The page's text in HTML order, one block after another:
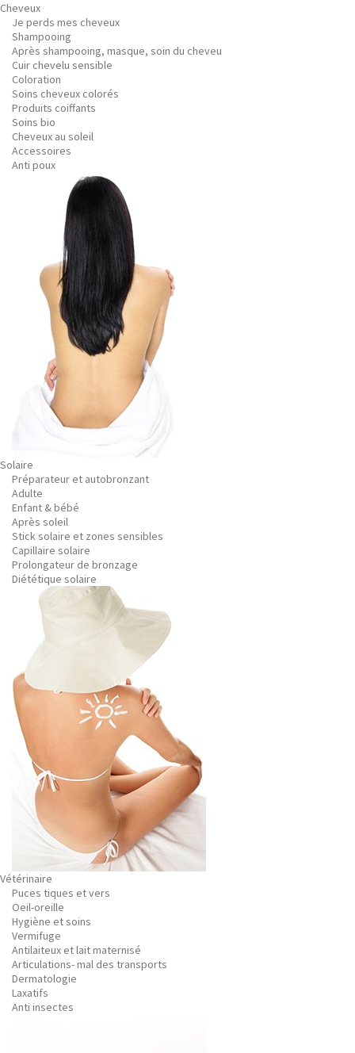
Cheveux
Je perds mes cheveux
Shampooing
Après shampooing, masque, soin du cheveu
Cuir chevelu sensible
Coloration
Soins cheveux colorés
Produits coiffants
Soins bio
Cheveux au soleil
Accessoires
Anti poux
Solaire
Préparateur et autobronzant
Adulte
Enfant & bébé
Après soleil
Stick solaire et zones sensibles
Capillaire solaire
Prolongateur de bronzage
Diététique solaire
Vétérinaire
Puces tiques et vers
Oeil-oreille
Hygiène et soins
Vermifuge
Antilaiteux et lait maternisé
Articulations- mal des transports
Dermatologie
Laxatifs
Anti insectes